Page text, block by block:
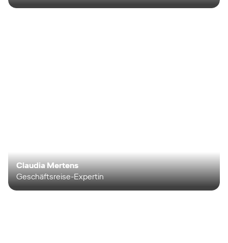
Claudia Mertens
Geschäftsreise-Expertin